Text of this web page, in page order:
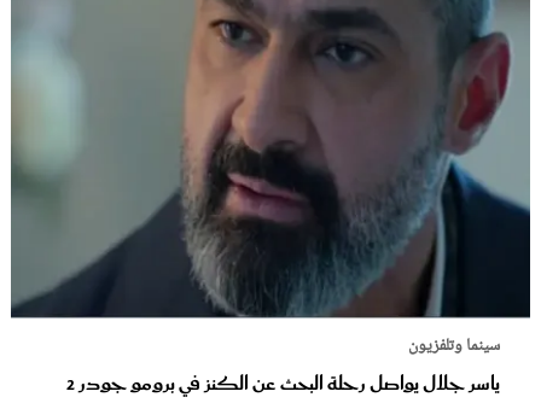
سينما وتلفزيون
ياسر جلال يواصل رحلة البحث عن الكنز في برومو جودر 2